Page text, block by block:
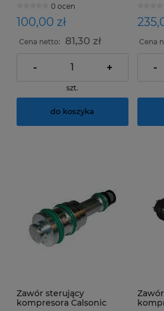
0 ocen
100,00 zł
Cena netto: 81,30 zł
- +
szt.
do koszyka
Cena
-
Zawór sterujący
kompresora Calsonic